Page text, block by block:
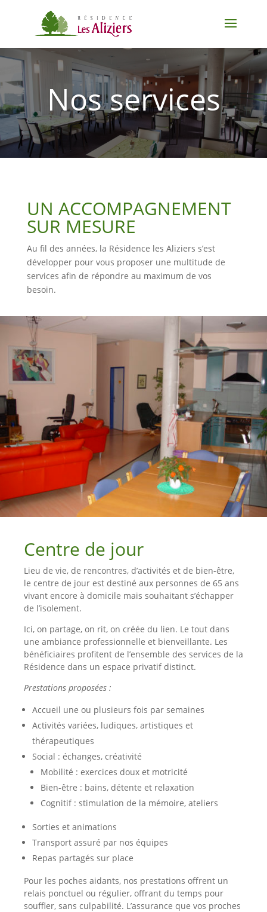
Nos services
UN ACCOMPAGNEMENT
SUR MESURE
Au fil des années, la Résidence les Aliziers s’est
développer pour vous proposer une multitude de
services afin de répondre au maximum de vos
besoin.
Centre de jour
Lieu de vie, de rencontres, d’activités et de bien-être,
le centre de jour est destiné aux personnes de 65 ans
vivant encore à domicile mais souhaitant s’échapper
de l’isolement.
Ici, on partage, on rit, on créée du lien. Le tout dans
une ambiance professionnelle et bienveillante. Les
bénéficiaires profitent de l’ensemble des services de la
Résidence dans un espace privatif distinct.
Prestations proposées :
Accueil une ou plusieurs fois par semaines
Activités variées, ludiques, artistiques et
thérapeutiques
Social : échanges, créativité
Mobilité : exercices doux et motricité
Bien-être : bains, détente et relaxation
Cognitif : stimulation de la mémoire, ateliers
Sorties et animations
Transport assuré par nos équipes
Repas partagés sur place
Pour les poches aidants, nos prestations offrent un
relais ponctuel ou régulier, offrant du temps pour
souffler, sans culpabilité. L’assurance que vos proches